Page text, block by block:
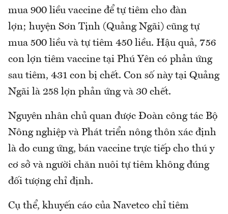
mua 900 liều vaccine để tự tiêm cho đàn
lợn; huyện Sơn Tịnh (Quảng Ngãi) cũng tự
mua 500 liều và tự tiêm 450 liều. Hậu quả, 756
con lợn tiêm vaccine tại Phú Yên có phản ứng
sau tiêm, 431 con bị chết. Con số này tại Quảng
Ngãi là 258 lợn phản ứng và 30 chết.
Nguyên nhân chủ quan được Đoàn công tác Bộ
Nông nghiệp và Phát triển nông thôn xác định
là do cung ứng, bán vaccine trực tiếp cho thú y
cơ sở và người chăn nuôi tự tiêm không đúng
đối tượng chỉ định.
Cụ thể, khuyến cáo của Navetco chỉ tiêm